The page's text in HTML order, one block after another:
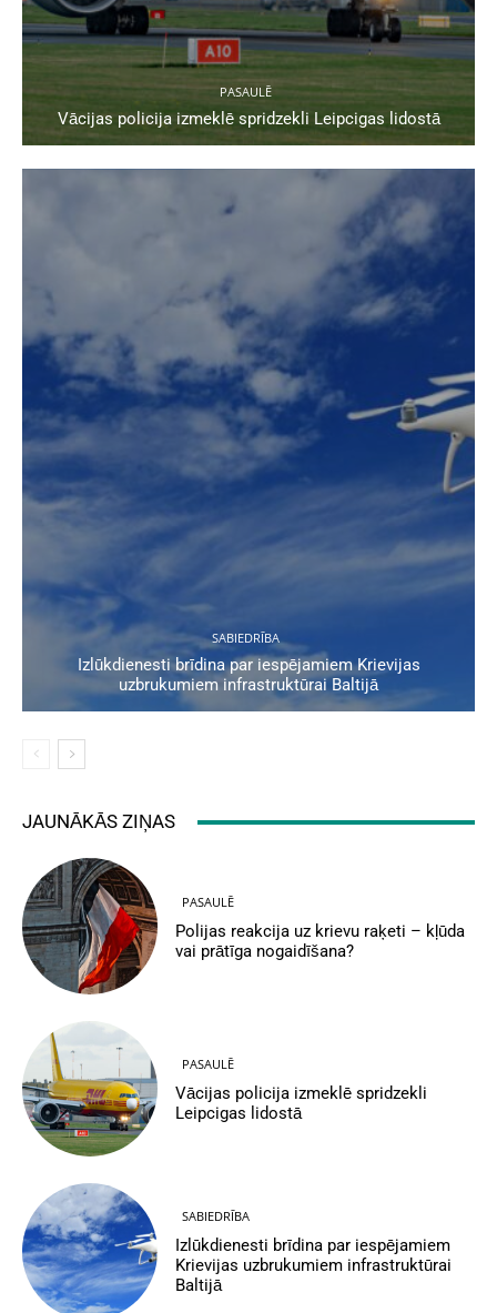
PASAULĒ
Vācijas policija izmeklē spridzekli Leipcigas lidostā
SABIEDRĪBA
Izlūkdienesti brīdina par iespējamiem Krievijas
uzbrukumiem infrastruktūrai Baltijā
JAUNĀKĀS ZIŅAS
PASAULĒ
Polijas reakcija uz krievu raķeti – kļūda
vai prātīga nogaidīšana?
PASAULĒ
Vācijas policija izmeklē spridzekli
Leipcigas lidostā
SABIEDRĪBA
Izlūkdienesti brīdina par iespējamiem
Krievijas uzbrukumiem infrastruktūrai
Baltijā